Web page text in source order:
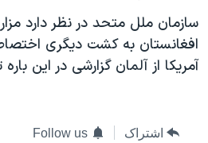
صفحه
اصلی
جهش
به
جهان
ورزشی
گزیده‌ها
ویدیوها
صفحه‌های ویژه
جام جهانی ۲۰۲۶
عملیات خشم حماسی
بایگانی برنامه‌های تلویزیونی
فرکانس‌های صدای آمریکا
پخش رادیویی
سازمان ملل متحد در نظر دارد
افغانستان به کشت ديگری
آمريکا از آلمان گزارشی در اين
اشتراک Follow us